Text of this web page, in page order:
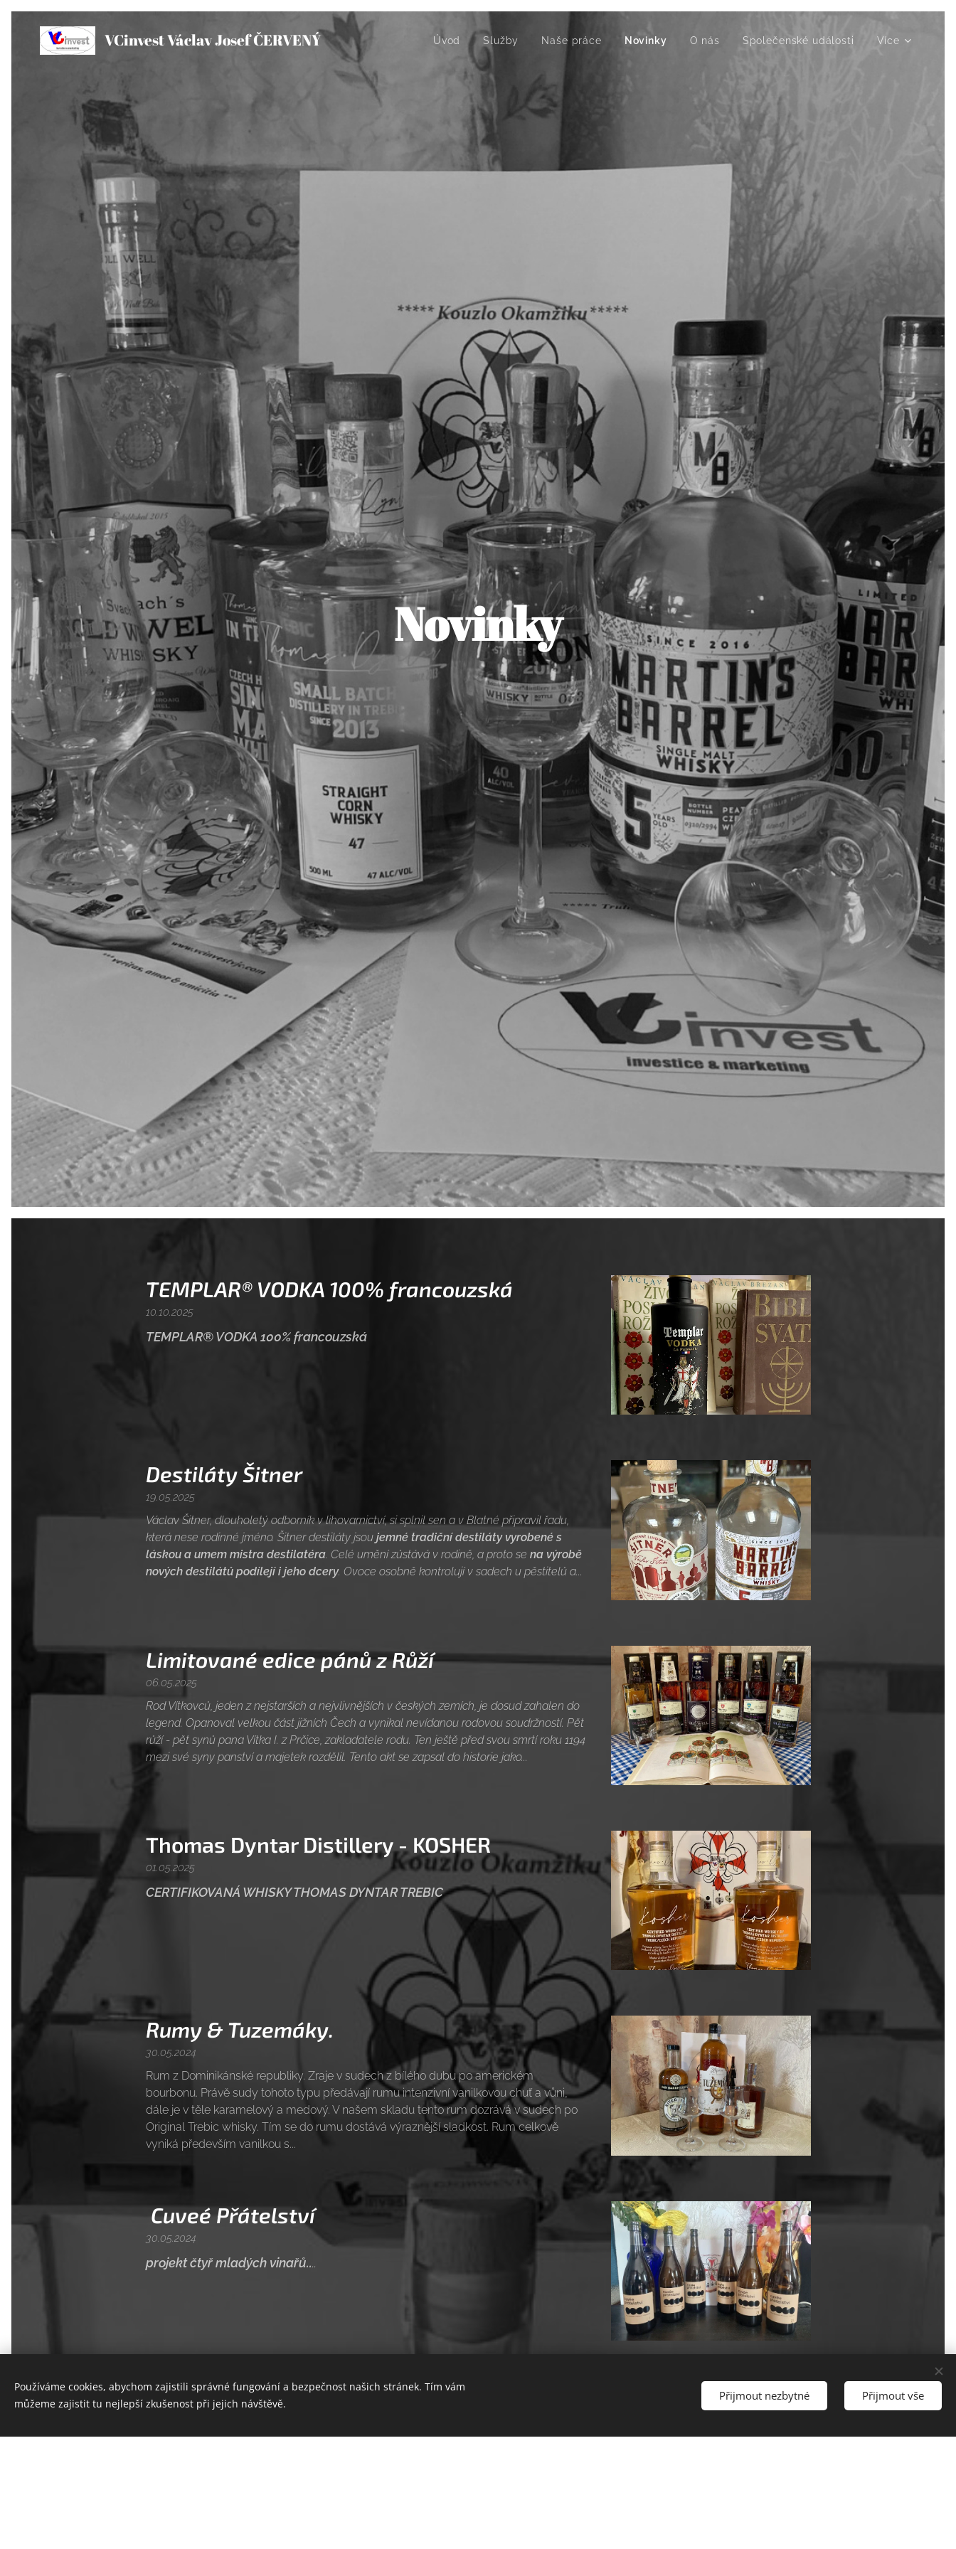
VCinvest Václav Josef ČERVENÝ Úvod Služby Naše práce Novinky O nás Společenské události Více
Novinky
TEMPLAR® VODKA 100% francouzská
10.10.2025
TEMPLAR® VODKA 100% francouzská
Destiláty Šitner
19.05.2025
Václav Šitner, dlouholetý odborník v lihovarnictví, si splnil sen a v Blatné připravil řadu,
která nese rodinné jméno. Šitner destiláty jsou jemné tradiční destiláty vyrobené s
láskou a umem mistra destilatéra. Celé umění zůstává v rodině, a proto se na výrobě
nových destilátů podílejí i jeho dcery. Ovoce osobně kontrolují v sadech u pěstitelů a...
Limitované edice pánů z Růží
06.05.2025
Rod Vítkovců, jeden z nejstarších a nejvlivnějších v českých zemích, je dosud zahalen do
legend. Opanoval velkou část jižních Čech a vynikal nevídanou rodovou soudržností. Pět
růží - pět synů pana Vítka I. z Prčice, zakladatele rodu. Ten ještě před svou smrtí roku 1194
mezi své syny panství a majetek rozdělil. Tento akt se zapsal do historie jako...
Thomas Dyntar Distillery - KOSHER
01.05.2025
CERTIFIKOVANÁ WHISKY THOMAS DYNTAR TREBIC
Rumy & Tuzemáky.
30.05.2024
Rum z Dominikánské republiky. Zraje v sudech z bílého dubu po americkém
bourbonu. Právě sudy tohoto typu předávají rumu intenzivní vanilkovou chuť a vůni,
dále je v těle karamelový a medový. V našem skladu tento rum dozrává v sudech po
Original Trebic whisky. Tím se do rumu dostává výraznější sladkost. Rum celkově
vyniká především vanilkou s...
Cuveé Přátelství
30.05.2024
projekt čtyř mladých vinařů....
Sekty z Moravy.
Používáme cookies, abychom zajistili správné fungování a bezpečnost našich stránek. Tím vám
můžeme zajistit tu nejlepší zkušenost při jejich návštěvě.
Přijmout nezbytné Přijmout vše